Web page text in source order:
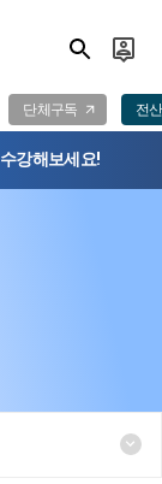
단체구독 전
강해보세요!